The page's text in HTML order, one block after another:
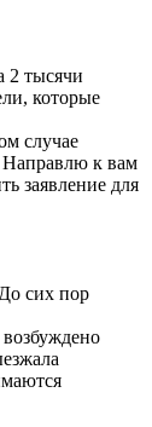
2 тысячи
которые
случае
Направлю к вам
заявление для
сих пор